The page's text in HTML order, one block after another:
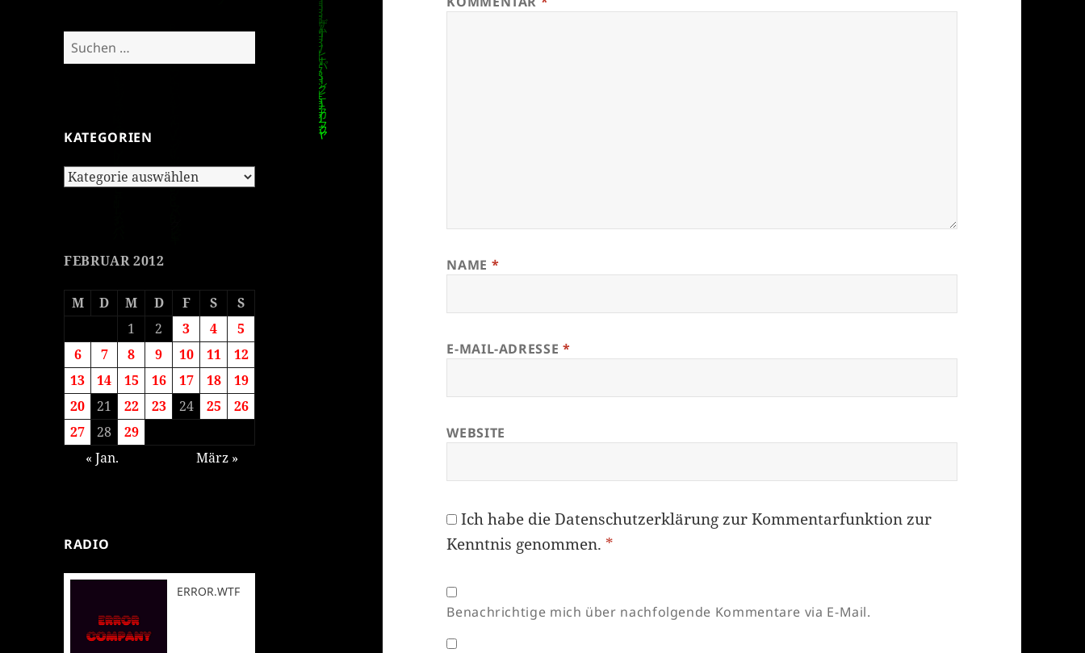
Suchen
nach:
KATEGORIEN
Kategorien
FEBRUAR 2012
M D M D F S
S
1
2 3 4
5
6
7 8 9 10 11
12
13
14 15 16 17 18
19
20
21 22 23 24 25
26
27
28
29
« Jan.
März »
RADIO
ERROR.WTF
NAME *
E-MAIL-ADRESSE *
WEBSITE
Ich habe dieDatenschutzerklärungzur Kommentarfunktion zur
Kenntnis genommen. *
Benachrichtige mich über nachfolgende Kommentare via E-Mail.